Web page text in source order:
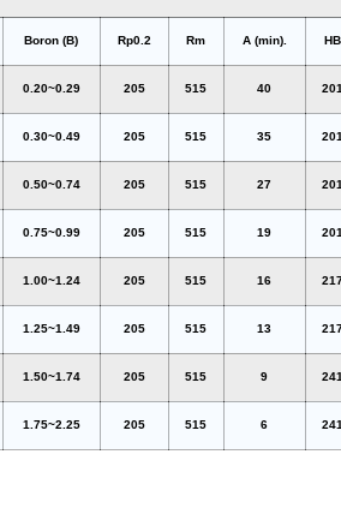
Boron (B) Rp0.2 Rm A (min). HB
0.20~0.29 205 515 40
0.30~0.49 205 515 35
0.50~0.74 205 515 27
0.75~0.99 205 515 19
1.00~1.24 205 515 16
1.25~1.49 205 515 13
1.50~1.74 205 515 9
1.75~2.25 205 515 6